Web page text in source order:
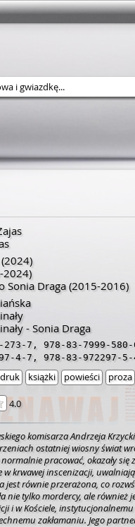
2024)
Sonia Draga(2015-2016)
- Sonia Draga
273-7, 978-83-7999-580-
4-7, 978-83-972297-5-
druk książki powieści proza
4.0
komisarza Andrzeja
ostatniej wiosny świat
pracować, okazały się
w krwawej inscenizacji,
równie przerażona, co
nie tylko mordercy, ale również
i w Kościele,
zakłamaniu. Jego